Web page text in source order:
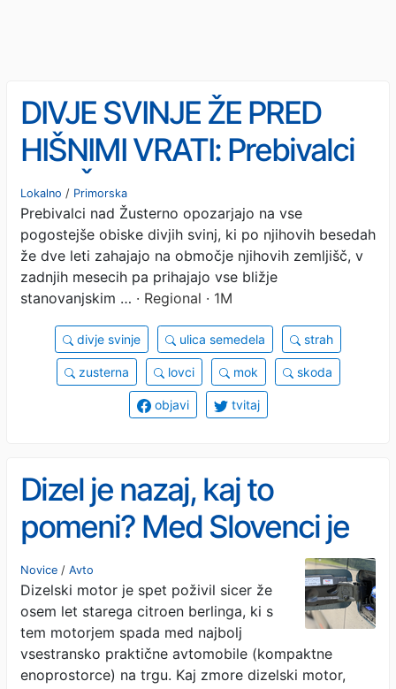
DIVJE SVINJE ŽE PRED
HIŠNIMI VRATI: Prebivalci
nad Žusterno živijo v
strahu (FOTO)
Lokalno / Primorska
Prebivalci nad Žusterno opozarjajo na vse
pogostejše obiske divjih svinj, ki po njihovih besedah
že dve leti zahajajo na območje njihovih zemljišč, v
zadnjih mesecih pa prihajajo vse bližje
stanovanjskim … · Regional · 1M
divje svinje ulica semedela strah
zusterna lovci mok skoda
objavi tvitaj
Dizel je nazaj, kaj to
pomeni? Med Slovenci je
zelo priljubljen. #foto
Novice / Avto
Dizelski motor je spet poživil sicer že
osem let starega citroen berlinga, ki s
tem motorjem spada med najbolj
vsestransko praktične avtomobile (kompaktne
enoprostorce) na trgu. Kaj zmore dizelski motor,